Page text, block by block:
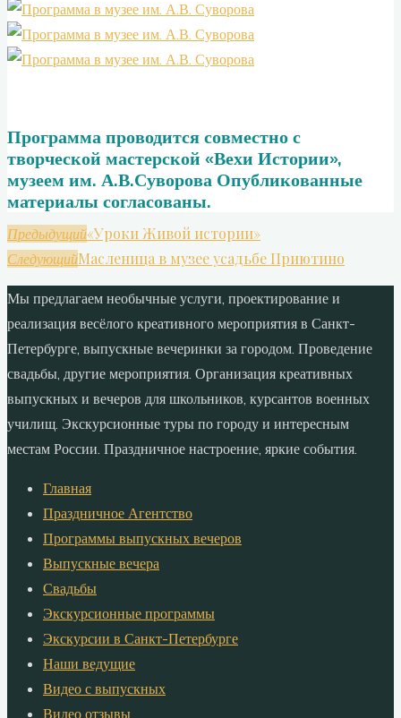
Программа проводится совместно с
творческой мастерской «Вехи Истории»,
музеем им. А.В.Суворова Опубликованные
материалы согласованы.
Предыдущий«Уроки Живой истории»
СледующийМасленица в музее усадьбе Приютино
Мы предлагаем необычные услуги, проектирование и
реализация весёлого креативного мероприятия в Санкт-
Петербурге, выпускные вечеринки за городом. Проведение
свадьбы, другие мероприятия. Организация креативных
выпускных и вечеров для школьников, курсантов военных
училищ. Экскурсионные туры по городу и интересным
местам России. Праздничное настроение, яркие события.
Главная
Праздничное Агентство
Программы выпускных вечеров
Выпускные вечера
Свадьбы
Экскурсионные программы
Экскурсии в Санкт-Петербурге
Наши ведущие
Видео с выпускных
Видео отзывы